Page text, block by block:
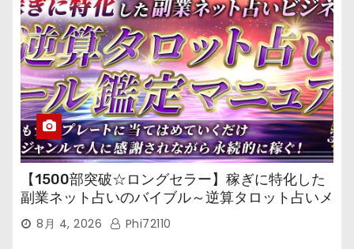
【1500部突破☆ロングセラー】稼ぎに特化した
副業ネット占いのバイブル～逆算タロット占いメ
ール鑑定マニュアル～
8月 4, 2026 Phi72110